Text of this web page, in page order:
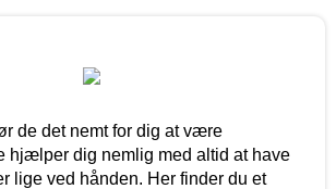
de det nemt for dig at være
hjælper dig nemlig med altid at have
lige ved hånden. Her finder du et